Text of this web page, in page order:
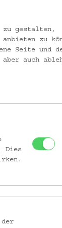
zu gestalten,
zu
Seite und
auch
Dies
der